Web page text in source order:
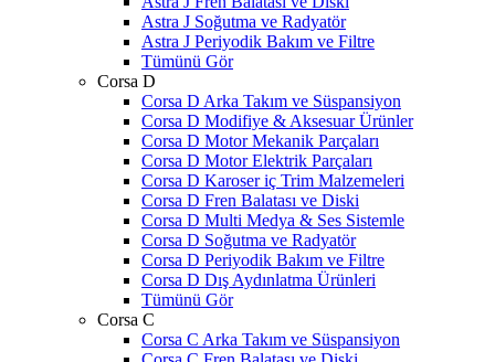
Astra J Soğutma ve Radyatör
Astra J Periyodik Bakım ve Filtre
Tümünü Gör
Corsa D
Corsa D Arka Takım ve Süspansiyon
Corsa D Modifiye & Aksesuar Ürünler
Corsa D Motor Mekanik Parçaları
Corsa D Motor Elektrik Parçaları
Corsa D Karoser iç Trim Malzemeleri
Corsa D Fren Balatası ve Diski
Corsa D Multi Medya & Ses Sistemle
Corsa D Soğutma ve Radyatör
Corsa D Periyodik Bakım ve Filtre
Corsa D Dış Aydınlatma Ürünleri
Tümünü Gör
Corsa C
Corsa C Arka Takım ve Süspansiyon